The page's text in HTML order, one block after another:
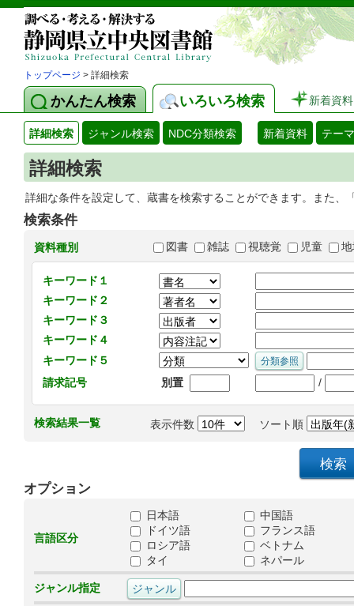
トップページ > 詳細検索
かんたん検索 いろいろ検索 新着資料
詳細検索 ジャンル検索 NDC分類検索 新着資料 テー
詳細検索
詳細な条件を設定して、蔵書を検索することができます。また
検索条件
資料種別 図書 雑誌 視聴覚 児童
キーワード１
キーワード２
キーワード３
キーワード４
キーワード５
請求記号
別置 /
検索結果一覧 表示件数 ソート順
オプション
言語区分
日本語
中国語
ドイツ語
フランス語
ロシア語
ベトナム
タイ
ネパール
ジャンル指定